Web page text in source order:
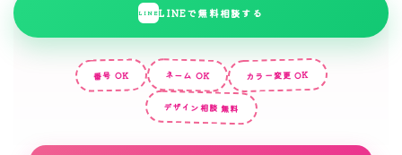
風
ク
LINELINEで無料相談する
番号 OK ネーム OK カラー変更 OK
デザイン相談 無料